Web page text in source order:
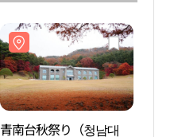
青南台秋祭り（청남대